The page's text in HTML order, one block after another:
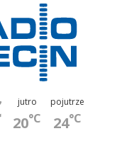
jutro
20°C
pojutrze
24°C